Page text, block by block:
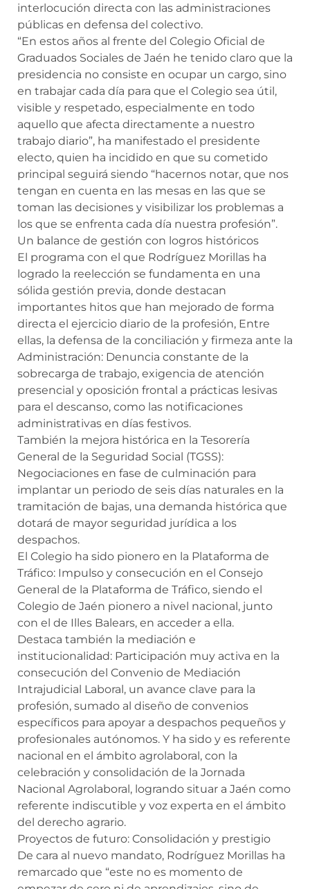
interlocución directa con las administraciones
públicas en defensa del colectivo.
“En estos años al frente del Colegio Oficial de
Graduados Sociales de Jaén he tenido claro que la
presidencia no consiste en ocupar un cargo, sino
en trabajar cada día para que el Colegio sea útil,
visible y respetado, especialmente en todo
aquello que afecta directamente a nuestro
trabajo diario”, ha manifestado el presidente
electo, quien ha incidido en que su cometido
principal seguirá siendo “hacernos notar, que nos
tengan en cuenta en las mesas en las que se
toman las decisiones y visibilizar los problemas a
los que se enfrenta cada día nuestra profesión”.
Un balance de gestión con logros históricos
El programa con el que Rodríguez Morillas ha
logrado la reelección se fundamenta en una
sólida gestión previa, donde destacan
importantes hitos que han mejorado de forma
directa el ejercicio diario de la profesión, Entre
ellas, la defensa de la conciliación y firmeza ante la
Administración: Denuncia constante de la
sobrecarga de trabajo, exigencia de atención
presencial y oposición frontal a prácticas lesivas
para el descanso, como las notificaciones
administrativas en días festivos.
También la mejora histórica en la Tesorería
General de la Seguridad Social (TGSS):
Negociaciones en fase de culminación para
implantar un periodo de seis días naturales en la
tramitación de bajas, una demanda histórica que
dotará de mayor seguridad jurídica a los
despachos.
El Colegio ha sido pionero en la Plataforma de
Tráfico: Impulso y consecución en el Consejo
General de la Plataforma de Tráfico, siendo el
Colegio de Jaén pionero a nivel nacional, junto
con el de Illes Balears, en acceder a ella.
Destaca también la mediación e
institucionalidad: Participación muy activa en la
consecución del Convenio de Mediación
Intrajudicial Laboral, un avance clave para la
profesión, sumado al diseño de convenios
específicos para apoyar a despachos pequeños y
profesionales autónomos. Y ha sido y es referente
nacional en el ámbito agrolaboral, con la
celebración y consolidación de la Jornada
Nacional Agrolaboral, logrando situar a Jaén como
referente indiscutible y voz experta en el ámbito
del derecho agrario.
Proyectos de futuro: Consolidación y prestigio
De cara al nuevo mandato, Rodríguez Morillas ha
remarcado que “este no es momento de